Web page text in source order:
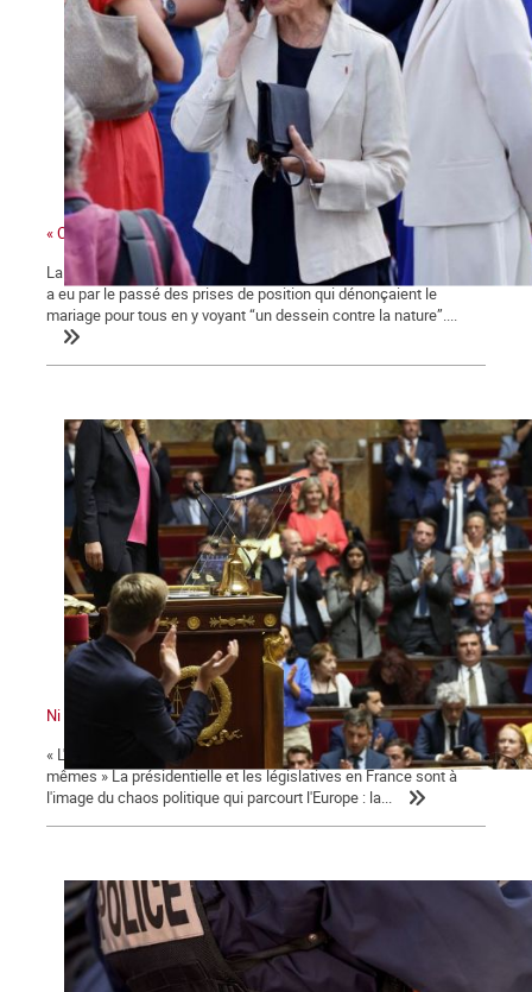
« Ces gens-là »
La ministre des collectivités territoriales, issue des Républicains,
a eu par le passé des prises de position qui dénonçaient le
mariage pour tous en y voyant “un dessein contre la nature”....
Ni le gouvernement ni l'Assemblée ne nous représente !
« L'émancipation des travailleurs sera l'œuvre des travailleurs eux-
mêmes » La présidentielle et les législatives en France sont à
l'image du chaos politique qui parcourt l'Europe : la...